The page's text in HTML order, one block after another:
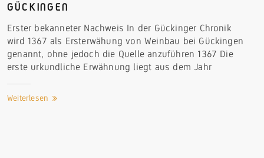
GÜCKINGEN
Erster bekanneter Nachweis In der Gückinger Chronik
wird 1367 als Ersterwähung von Weinbau bei Gückingen
genannt, ohne jedoch die Quelle anzuführen 1367 Die
erste urkundliche Erwähnung liegt aus dem Jahr
Weiterlesen